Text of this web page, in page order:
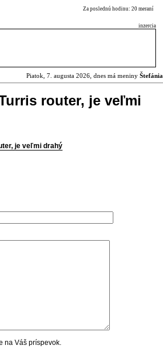
Za poslednú hodinu: 20 meraní
inzercia
Piatok, 7. augusta 2026, dnes má meniny Štefánia
router, je veľmi
je veľmi drahý
na Váš príspevok.